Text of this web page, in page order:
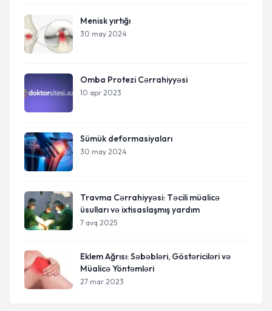
Menisk yırtığı
30 may 2024
Omba Protezi Cərrahiyyəsi
10 apr 2023
Sümük deformasiyaları
30 may 2024
Travma Cərrahiyyəsi: Təcili müalicə
üsulları və ixtisaslaşmış yardım
7 avq 2025
Eklem Ağrısı: Səbəbləri, Göstəriciləri və
Müalicə Yöntəmləri
27 mar 2023